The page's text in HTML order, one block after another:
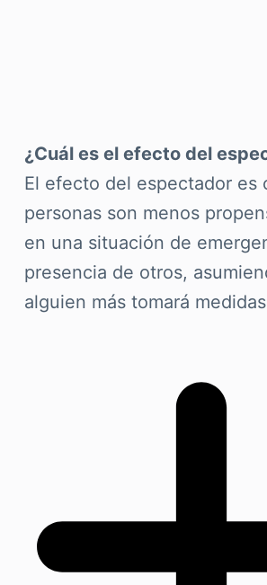
¿Cuál es el efecto del
El efecto del espectador es
personas son menos
en una situación de
presencia de otros,
alguien más tomará